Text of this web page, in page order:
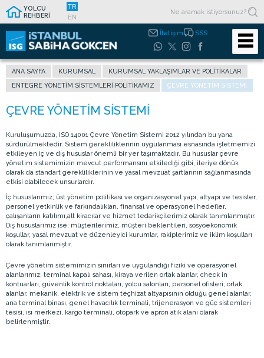
YOLCU
REHBERİ
TR
EN
İletişim SSS
ANA SAYFA KURUMSAL
KURUMSAL YAKLAŞIMLAR VE POLITIKALAR
ENTEGRE YÖNETIM SISTEMLERI POLITIKAMIZ
ÇEVRE YÖNETIM SISTEMI
Kuruluşumuzda, ISO 14001 Çevre Yönetim Sistemi 2012 yılından bu yana
sürdürülmektedir. Sistem gerekliliklerinin uygulanması esnasında işletmemizi
etkileyen iç ve dış hususlar önemli bir yer taşımaktadır. Bu hususlar çevre
yönetim sistemimizin mevcut performansını etkilediği gibi, ileriye dönük
olarak da standart gerekliliklerinin ve yasal mevzuat şartlarının sağlanmasında
etkisi olabilecek unsurlardır.
İç hususlarımız; üst yönetim politikası ve organizasyonel yapı, altyapı ve tesisler,
personel yetkinlik ve farkındalıkları, finansal ve operasyonel hedefler,
çalışanların katılımı,alt kiracılar ve hizmet tedarikçilerimiz olarak tanımlanmıştır.
Dış hususlarımız ise; müşterilerimiz, müşteri beklentileri, sosyoekonomik
koşullar, yasal mevzuat ve düzenleyici kurumlar, rakiplerimiz ve iklim koşulları
olarak tanımlanmıştır.
Çevre yönetim sistemimizin sınırları ve uygulandığı fiziki ve operasyonel
alanlarımız; terminal kapalı sahası, kiraya verilen ortak alanlar, check in
kontuarları, güvenlik kontrol noktaları, yolcu salonları, personel ofisleri, ortak
alanlar, mekanik, elektrik ve sistem teçhizat altyapısının olduğu genel alanlar,
ana terminal binası, genel havacılık terminali, trijenerasyon ve güç sistemleri
tesisi, ısı merkezi, kargo terminali, otopark ve apron atık alanı olarak
belirlenmiştir.